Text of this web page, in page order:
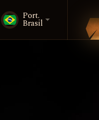
Port.
Brasil